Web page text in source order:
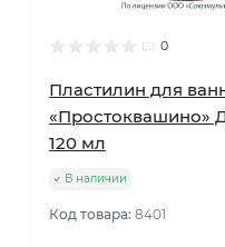
0
Пластилин для
«Простоквашино»
120 мл
В наличии
Код товара:8401